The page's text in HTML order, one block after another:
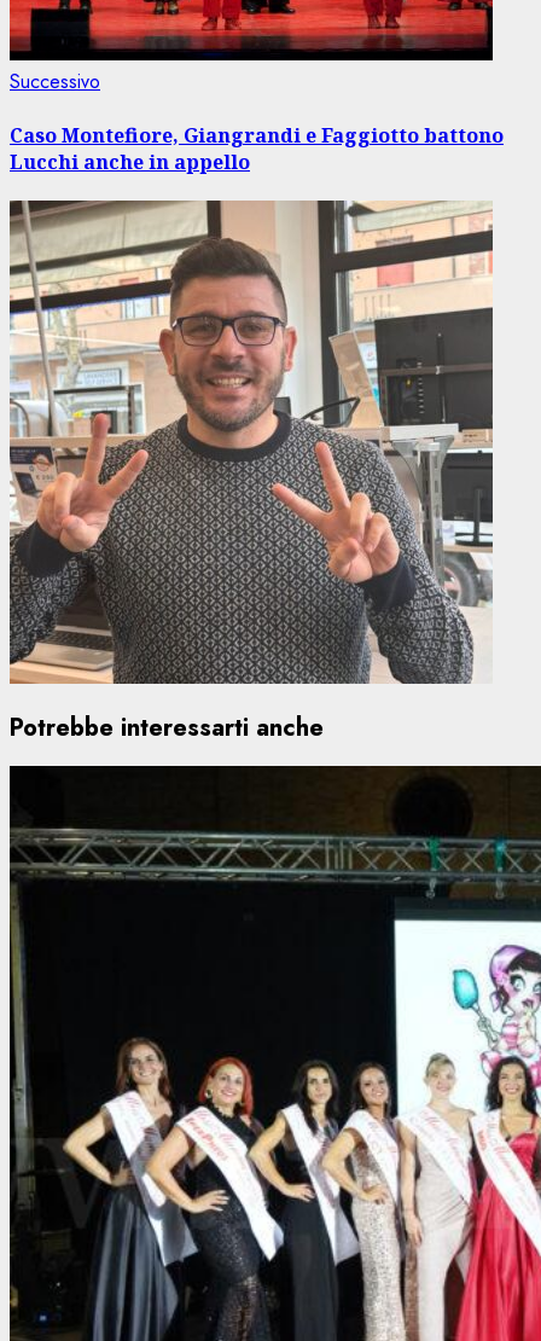
Successivo
Caso Montefiore, Giangrandi e Faggiotto battono
Lucchi anche in appello
Potrebbe interessarti anche